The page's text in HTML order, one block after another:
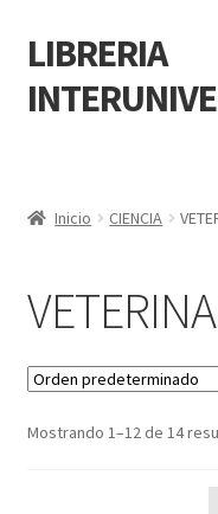
LIBRERIA
Carrito
Inicio CIENCIA
Mostrando 1–12 de 14